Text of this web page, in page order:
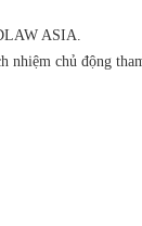
ASIA.
chủ động